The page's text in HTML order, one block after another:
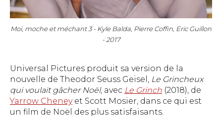
Moi, moche et méchant 3 - Kyle Balda, Pierre Coffin, Eric Guillon
- 2017
Universal Pictures produit sa version de la
nouvelle de Theodor Seuss Geisel, Le Grincheux
qui voulait gâcher Noël, avec Le Grinch (2018), de
Yarrow Cheneyet Scott Mosier, dans ce qui est
un film de Noël des plus satisfaisants.